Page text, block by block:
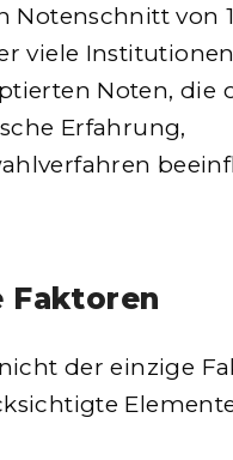
Notenschnitt von
viele Institutionen
Noten, die
Erfahrung,
Faktoren
der einzige